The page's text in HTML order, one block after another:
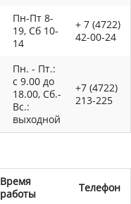
Пн-Пт 8-
19, Сб 10-
14
+ 7 (4722)
42-00-24
Пн. - Пт.:
с 9.00 до
18.00, Сб.-
Вс.:
выходной
+7 (4722)
213-225
Время
работы
Телефон